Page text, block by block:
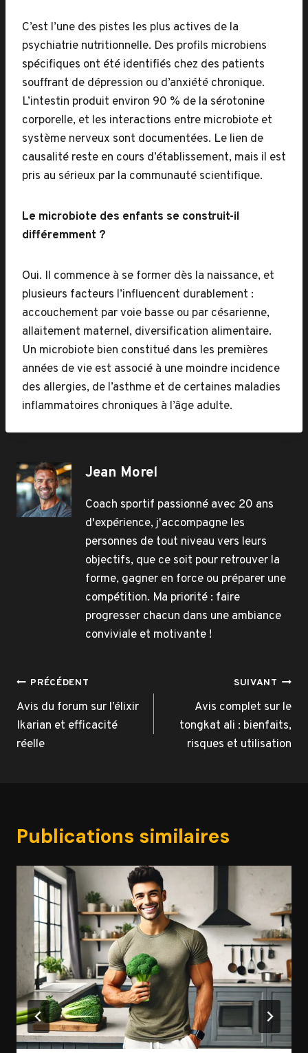
C’est l’une des pistes les plus actives de la
psychiatrie nutritionnelle. Des profils microbiens
spécifiques ont été identifiés chez des patients
souffrant de dépression ou d’anxiété chronique.
L’intestin produit environ 90 % de la sérotonine
corporelle, et les interactions entre microbiote et
système nerveux sont documentées. Le lien de
causalité reste en cours d’établissement, mais il est
pris au sérieux par la communauté scientifique.
Le microbiote des enfants se construit-il
différemment ?
Oui. Il commence à se former dès la naissance, et
plusieurs facteurs l’influencent durablement :
accouchement par voie basse ou par césarienne,
allaitement maternel, diversification alimentaire.
Un microbiote bien constitué dans les premières
années de vie est associé à une moindre incidence
des allergies, de l’asthme et de certaines maladies
inflammatoires chroniques à l’âge adulte.
Jean Morel
Coach sportif passionné avec 20 ans
d'expérience, j'accompagne les
personnes de tout niveau vers leurs
objectifs, que ce soit pour retrouver la
forme, gagner en force ou préparer une
compétition. Ma priorité : faire
progresser chacun dans une ambiance
conviviale et motivante !
Navigation
de
l’article
PRÉCÉDENT
Avis du forum sur l’élixir
Ikarian et efficacité
réelle
SUIVANT
Avis complet sur le
tongkat ali : bienfaits,
risques et utilisation
Publications similaires